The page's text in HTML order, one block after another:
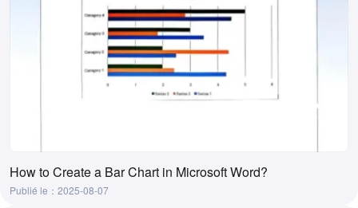
How to Create a Bar Chart in Microsoft Word?
Publié le：2025-08-07